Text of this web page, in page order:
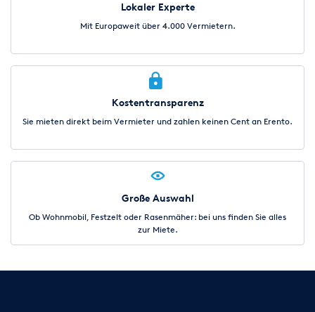
Lokaler Experte
Mit Europaweit über 4.000 Vermietern.
Kostentransparenz
Sie mieten direkt beim Vermieter und zahlen keinen Cent an Erento.
Große Auswahl
Ob Wohnmobil, Festzelt oder Rasenmäher: bei uns finden Sie alles
zur Miete.